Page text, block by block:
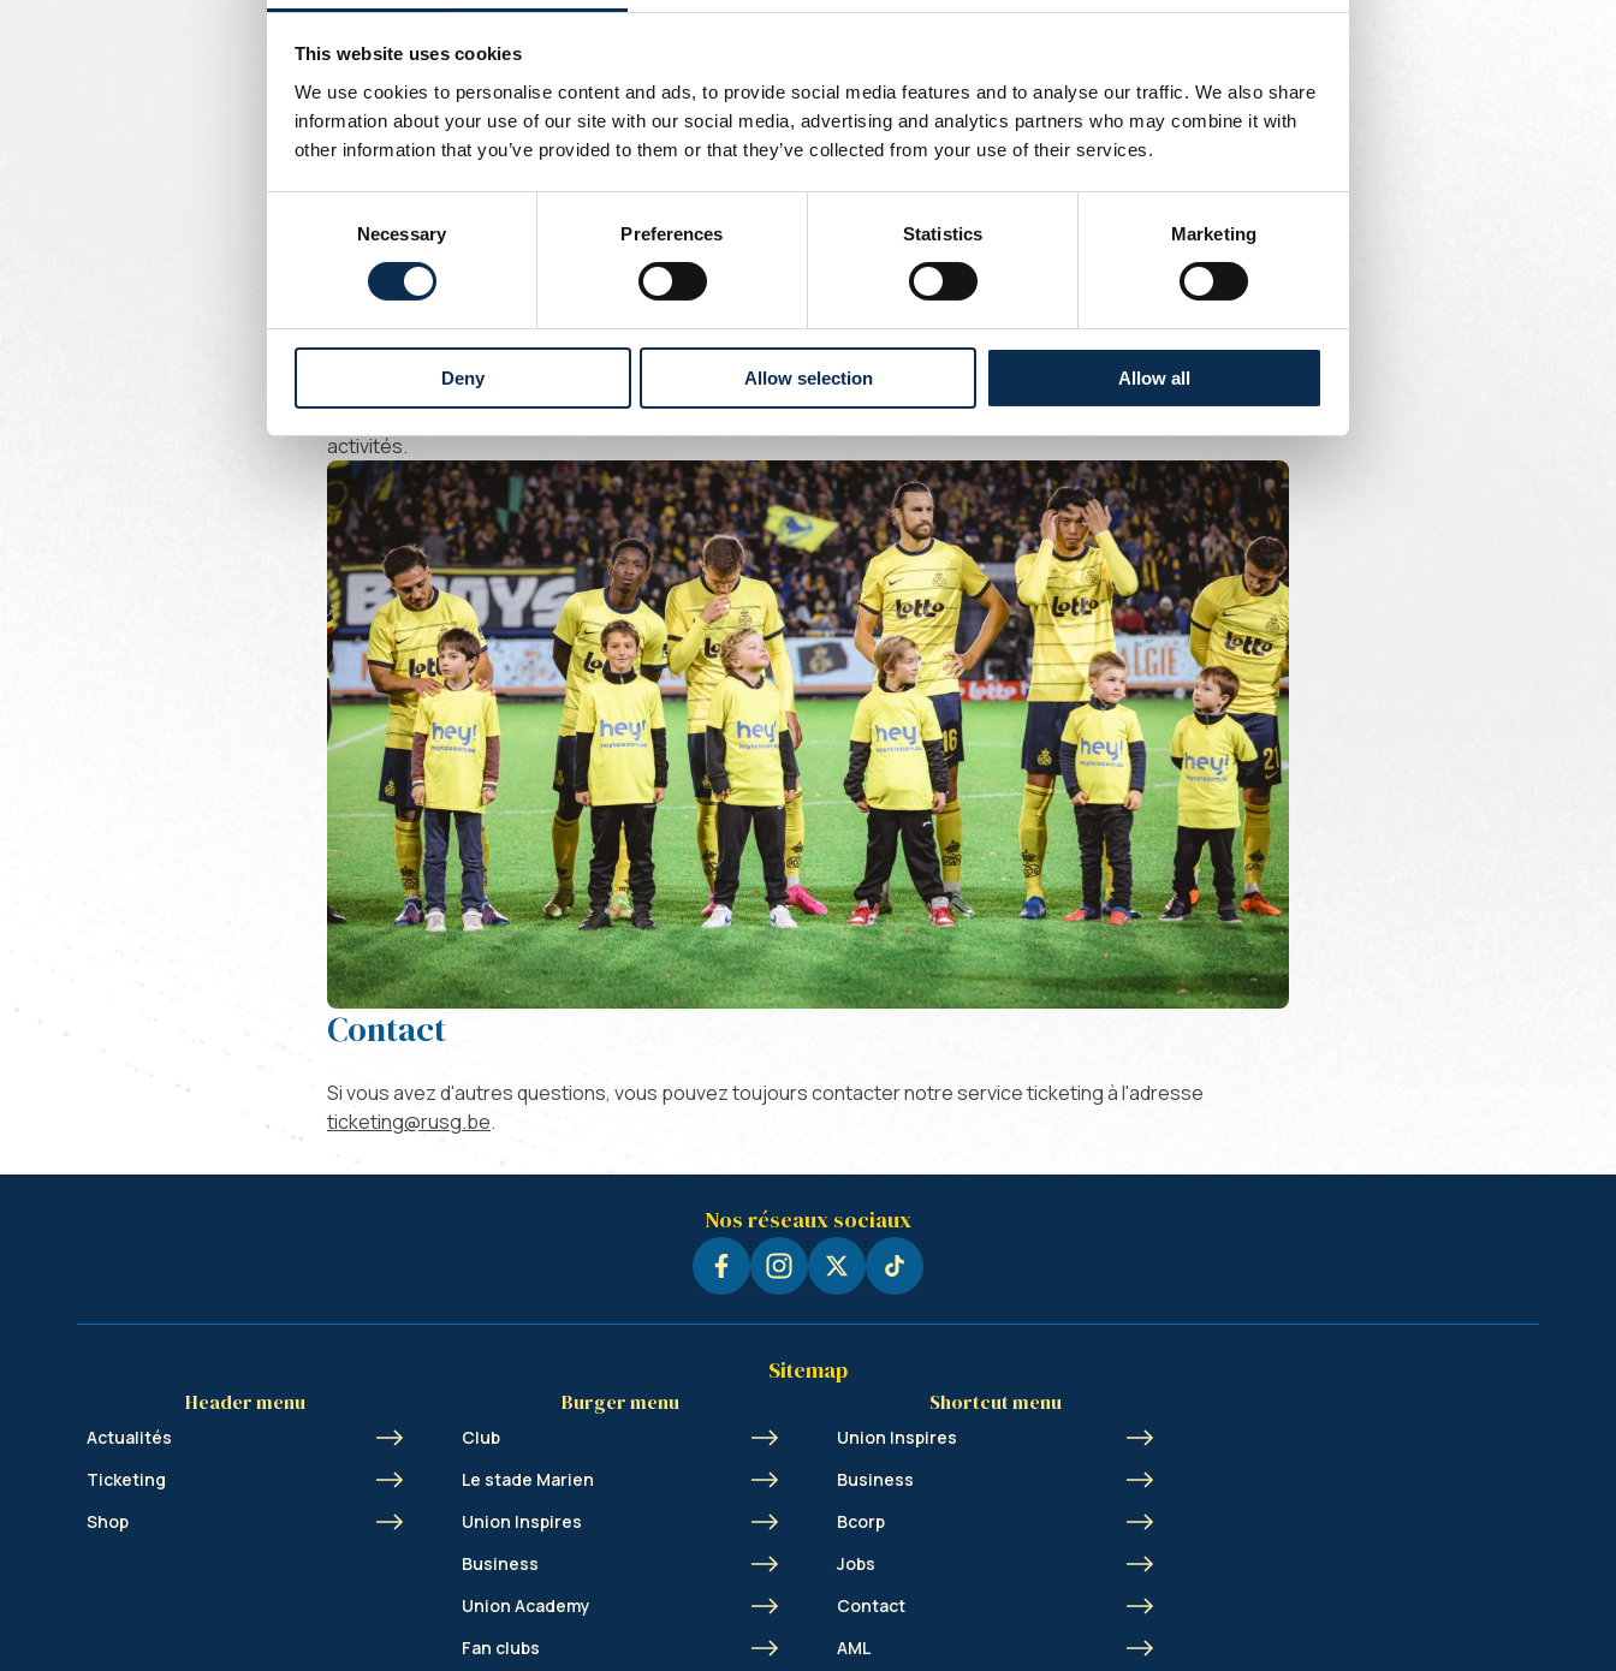
This website uses cookies
We use cookies to personalise content and ads, to provide social media features and to analyse our traffic. We also share
information about your use of our site with our social media, advertising and analytics partners who may combine it with
other information that you’ve provided to them or that they’ve collected from your use of their services.
Necessary Preferences Statistics Marketing
Deny Allow selection Allow all
En tant qu'Union+ Member, vous aurez la possibilité d'acheter votre ticketen prioritéainsi que pour d'autres
personnes (9 max), si et seulement si ces derniers sont également membres Union+.
Ce produit n'est pas cumulable avec un abonnement étant donné que les abonnés disposent déjà d'une
place pour les matches en Jupiler Pro League et sont automatiquement prioritaires pour la Coupe de
Belgique et les matchs à domicile en Europe.
Union Kids
À partir de cette saison, les Union+ Members âgés de moins de 12 ans auront également accès aux activités
desUnion Kids. Ils auront l'occasion de participer à des séances de dédicaces, à des accompagnements de
joueurs les jours de match, à des événements eSports et à d'autres activités au cours de la saison.
Nous communiquerons dès que possible le calendriers des activités ainsi que les modalités relatives aux
activités.
Contact
Si vous avez d'autres questions, vous pouvez toujours contacter notre service ticketing à l'adresse
ticketing@rusg.be.
Nos réseaux sociaux
Sitemap
Header menu
Actualités
Ticketing
Shop
Burger menu
Club
Le stade Marien
Union Inspires
Business
Union Academy
Fan clubs
Shortcut menu
Union Inspires
Business
Bcorp
Jobs
Contact
AML